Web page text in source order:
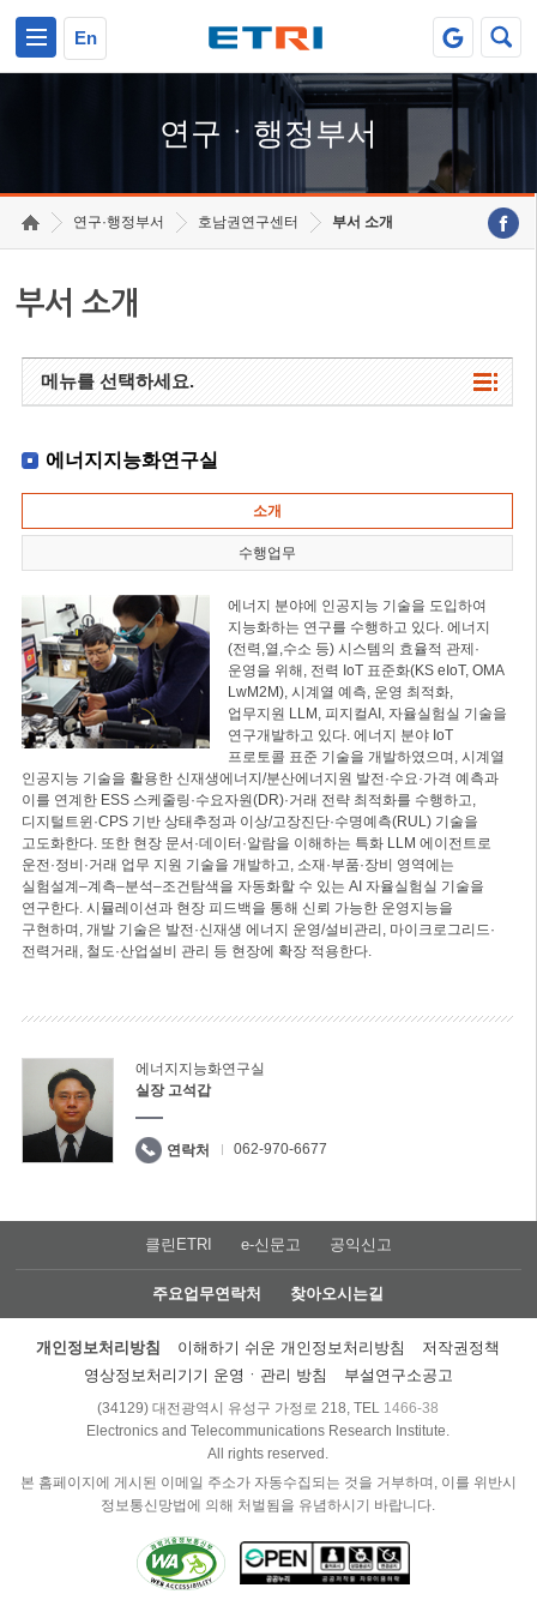
En
연구ㆍ행정부서
연구·행정부서 호남권연구센터 부서 소개
부서 소개
메뉴를 선택하세요.
에너지지능화연구실
소개
수행업무
에너지 분야에 인공지능 기술을 도입하여
지능화하는 연구를 수행하고 있다. 에너지
(전력,열,수소 등) 시스템의 효율적 관제·
운영을 위해, 전력 IoT 표준화(KS eIoT, OMA
LwM2M), 시계열 예측, 운영 최적화,
업무지원 LLM, 피지컬AI, 자율실험실 기술을
연구개발하고 있다. 에너지 분야 IoT
프로토콜 표준 기술을 개발하였으며, 시계열
인공지능 기술을 활용한 신재생에너지/분산에너지원 발전·수요·가격 예측과
이를 연계한 ESS 스케줄링·수요자원(DR)·거래 전략 최적화를 수행하고,
디지털트윈·CPS 기반 상태추정과 이상/고장진단·수명예측(RUL) 기술을
고도화한다. 또한 현장 문서·데이터·알람을 이해하는 특화 LLM 에이전트로
운전·정비·거래 업무 지원 기술을 개발하고, 소재·부품·장비 영역에는
실험설계–계측–분석–조건탐색을 자동화할 수 있는 AI 자율실험실 기술을
연구한다. 시뮬레이션과 현장 피드백을 통해 신뢰 가능한 운영지능을
구현하며, 개발 기술은 발전·신재생 에너지 운영/설비관리, 마이크로그리드·
전력거래, 철도·산업설비 관리 등 현장에 확장 적용한다.
에너지지능화연구실
실장 고석갑
연락처 062-970-6677
클린ETRI e-신문고 공익신고
주요업무연락처 찾아오시는길
개인정보처리방침 이해하기 쉬운 개인정보처리방침
저작권정책
영상정보처리기기 운영ㆍ관리 방침
부설연구소공고
(34129) 대전광역시 유성구 가정로 218, TEL 1466-38
Electronics and Telecommunications Research Institute.
All rights reserved.
본 홈페이지에 게시된 이메일 주소가 자동수집되는 것을 거부하며, 이를 위반시
정보통신망법에 의해 처벌됨을 유념하시기 바랍니다.